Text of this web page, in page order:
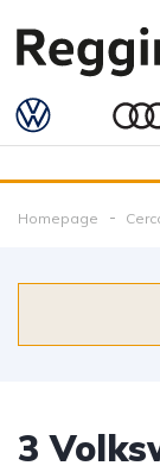
Homepage
3